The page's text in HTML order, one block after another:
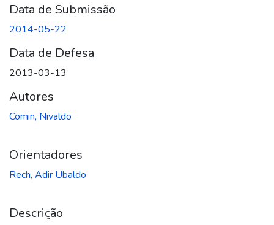
Data de Submissão
2014-05-22
Data de Defesa
2013-03-13
Autores
Comin, Nivaldo
Orientadores
Rech, Adir Ubaldo
Descrição